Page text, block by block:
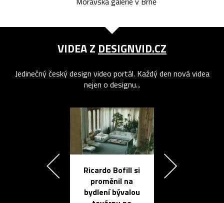
VIDEA Z DESIGNVID.CZ
Jedinečný český design video portál. Každý den nová videa
nejen o designu...
Ricardo Bofill si
proměnil na
bydlení bývalou